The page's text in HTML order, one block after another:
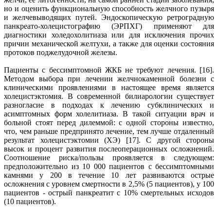
но и оценить функциональную способность желчного пузыря
и желчевыводящих путей. Эндоскопическую ретроградную
панкреато-холецистографию (ЭРПХГ) применяют для
диагностики холедохолитиаза или для исключения прочих
причин механической желтухи, а также для оценки состояния
протоков поджелудочной железы.
Пациенты с бессимптомной ЖКБ не требуют лечения. [16].
Методом выбора при лечении желчнокаменной болезни с
клиническими проявлениями в настоящее время является
холецистэктомия. В современной билиарологии существует
разногласие в подходах к лечению субклинических и
асимптомных форм холелитиаза. В такой ситуации врач и
больной стоят перед дилеммой: с одной стороны известно,
что, чем раньше предпринято лечение, тем лучше отдаленный
результат холецистэктомии (ХЭ) [17]. С другой стороны
высок и процент развития послеоперационных осложнений.
Соотношение риска/пользы проявляется в следующем:
предположительно из 10 000 пациентов с бессимптомными
камнями у 200 в течение 10 лет развиваются острые
осложнения с уровнем смертности в 2,5% (5 пациентов), у 100
пациентов - острый панкреатит с 10% смертельных исходов
(10 пациентов).